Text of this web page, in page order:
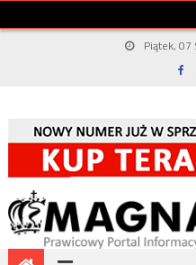
Piątek,